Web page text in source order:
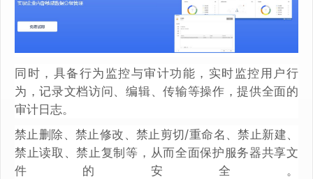
同时，具备行为监控与审计功能，实时监控用户行
为，记录文档访问、编辑、传输等操作，提供全面的
审计日志。
禁止删除、禁止修改、禁止剪切/重命名、禁止新建、
禁止读取、禁止复制等，从而全面保护服务器共享文
件的安全。